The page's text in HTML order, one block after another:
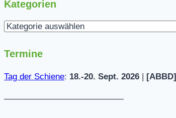
Kategorien
Kategorien
Termine
Tag der Schiene: 18.-20. Sept. 2026 | [ABBD]
——————————————